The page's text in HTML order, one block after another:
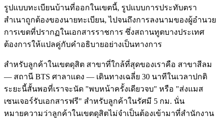
รูปแบบทะเบียนบ้านที่ออกในเขตนี้, รูปแบบการประทับตรา
สำเนาถูกต้องของนายทะเบียน, ไปจนถึงการลงนามของผู้อำนวย
การเขตที่ปรากฏในเอกสารราชการ ซึ่งสถานทูตบางประเทศ
ต้องการให้แปลคู่กับคำอธิบายอย่างเป็นทางการ
สำหรับลูกค้าในเขตดุสิต สาขาที่ใกล้ที่สุดของเราคือ สาขาสีลม
— สถานี BTS ศาลาแดง — เดินทางเฉลี่ย 30 นาทีในเวลาปกติ
ระยะนี้สั้นพอที่เราจะนัด "พบหน้าครั้งเดียวจบ" หรือ "ส่งแมส
เซนเจอร์รับเอกสารฟรี" สำหรับลูกค้าในรัศมี 5 กม. นั่น
หมายความว่าลูกค้าในเขตดุสิตไม่จำเป็นต้องเข้ามาที่สำนักงาน